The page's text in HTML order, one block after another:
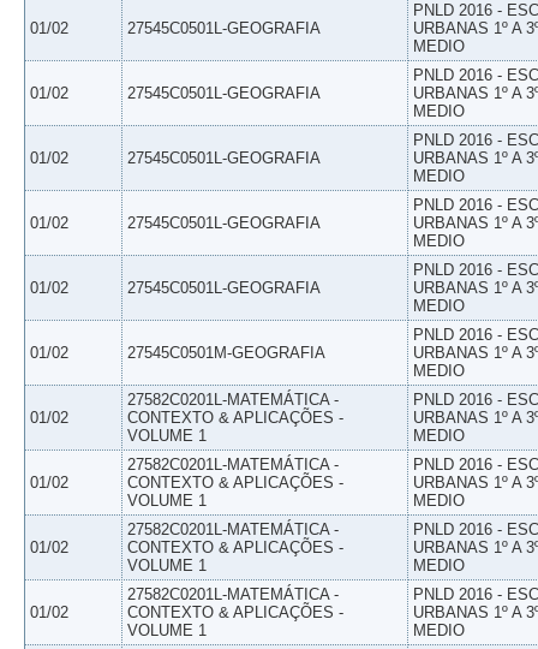
01/02 27545C0501L-GEOGRAFIA
PNLD 2016 -
URBANAS 1º A
MEDIO
01/02 27545C0501L-GEOGRAFIA
PNLD 2016 -
URBANAS 1º A
MEDIO
01/02 27545C0501L-GEOGRAFIA
PNLD 2016 -
URBANAS 1º A
MEDIO
01/02 27545C0501L-GEOGRAFIA
PNLD 2016 -
URBANAS 1º A
MEDIO
01/02 27545C0501L-GEOGRAFIA
PNLD 2016 -
URBANAS 1º A
MEDIO
01/02 27545C0501M-GEOGRAFIA
PNLD 2016 -
URBANAS 1º A
MEDIO
01/02
27582C0201L-MATEMÁTICA -
CONTEXTO & APLICAÇÕES -
VOLUME 1
PNLD 2016 -
URBANAS 1º A
MEDIO
01/02
27582C0201L-MATEMÁTICA -
CONTEXTO & APLICAÇÕES -
VOLUME 1
PNLD 2016 -
URBANAS 1º A
MEDIO
01/02
27582C0201L-MATEMÁTICA -
CONTEXTO & APLICAÇÕES -
VOLUME 1
PNLD 2016 -
URBANAS 1º A
MEDIO
01/02
27582C0201L-MATEMÁTICA -
CONTEXTO & APLICAÇÕES -
VOLUME 1
PNLD 2016 -
URBANAS 1º A
MEDIO